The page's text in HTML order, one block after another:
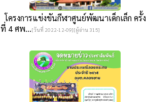
โครงการแข่งขันกีฬาศูนย์พัฒนาเด็กเล็ก ครั้ง
ที่ 4 ศพ...[วันที่ 2022-12-09][ผู้อ่าน 315]